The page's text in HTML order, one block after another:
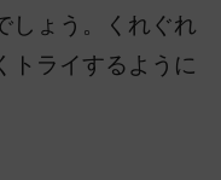
しょう。くれぐれ
トライするように